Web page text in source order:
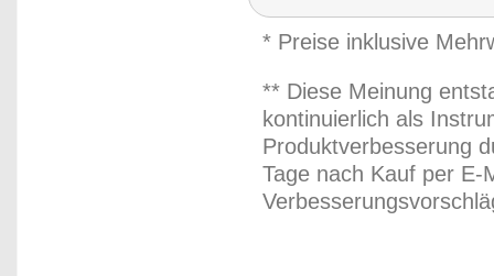
* Preise inklusive
** Diese Meinung
kontinuierlich als
Produktverbesserung
Tage nach Kauf per E-